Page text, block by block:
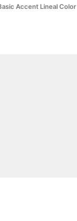
Accent Lineal Color